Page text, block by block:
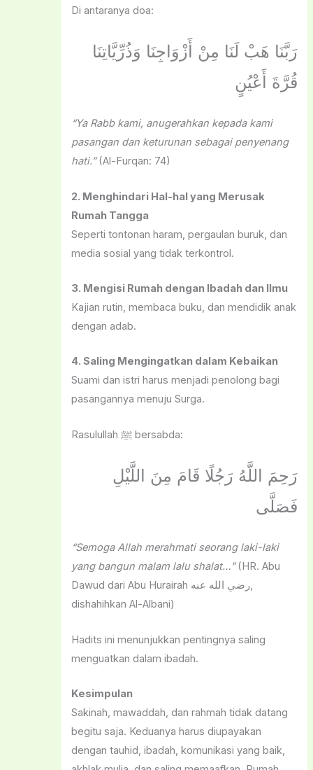
Di antaranya doa:
رَبَّنَا هَبْ لَنَا مِنْ أَزْوَاجِنَا وَذُرِّيَّاتِنَا
قُرَّةَ أَعْيُنٍ
“Ya Rabb kami, anugerahkan kepada kami
pasangan dan keturunan sebagai penyenang
hati.”(Al-Furqan: 74)
2. Menghindari Hal-hal yang Merusak
Rumah Tangga
Seperti tontonan haram, pergaulan buruk, dan
media sosial yang tidak terkontrol.
3. Mengisi Rumah dengan Ibadah dan Ilmu
Kajian rutin, membaca buku, dan mendidik anak
dengan adab.
4. Saling Mengingatkan dalam Kebaikan
Suami dan istri harus menjadi penolong bagi
pasangannya menuju Surga.
Rasulullah ﷺ bersabda:
رَحِمَ اللَّهُ رَجُلًا قَامَ مِنَ اللَّيْلِ
فَصَلَّى
“Semoga Allah merahmati seorang laki-laki
yang bangun malam lalu shalat…”(HR. Abu
Dawud dari Abu Hurairah رضي الله عنه,
dishahihkan Al-Albani)
Hadits ini menunjukkan pentingnya saling
menguatkan dalam ibadah.
Kesimpulan
Sakinah, mawaddah, dan rahmah tidak datang
begitu saja. Keduanya harus diupayakan
dengan tauhid, ibadah, komunikasi yang baik,